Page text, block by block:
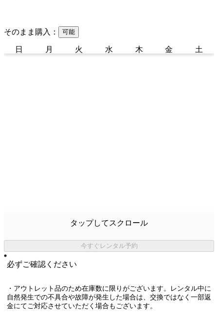
そのまま購入： 可能
日 月 火 水 木 金 土
タップしてスクロール
今すぐレンタル予約
必ずご確認ください
・アウトレット品のため在庫数に限りがございます。レンタル中に
自然発生での不具合や故障が発生した場合は、交換ではなく一部返
金にてご対応させていただく場合もございます。